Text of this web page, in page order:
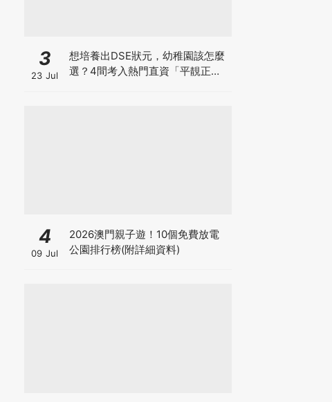
3
23 Jul
想培養出DSE狀元，幼稚園該怎麼
選？4間考入熱門直資「平靚正」
4
09 Jul
2026澳門親子遊！10個免費放電
公園排行榜(附詳細資料)